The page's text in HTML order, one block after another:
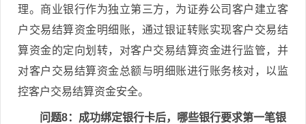
理。商业银行作为独立第三方，为证券公司客户建立客
户交易结算资金明细账，通过银证转账实现客户交易结
算资金的定向划转，对客户交易结算资金进行监管，并
对客户交易结算资金总额与明细账进行账务核对，以监
控客户交易结算资金安全。
问题8：成功绑定银行卡后，哪些银行要求第一笔银